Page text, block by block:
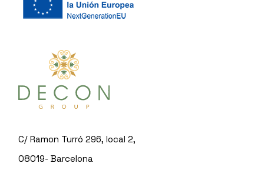
C/ Ramon Turró 296, local 2,
08019- Barcelona